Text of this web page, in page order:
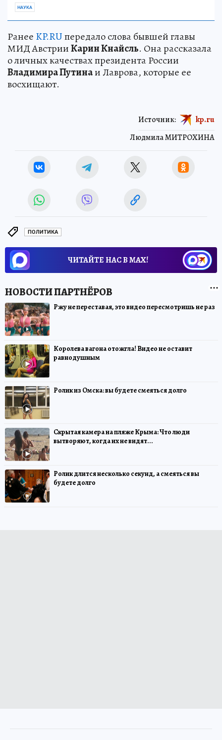
НАУКА
Ранее KP.RUпередало слова бывшей главы
МИД АвстрииКарин Кнайсль. Она рассказала
о личных качествах президента России
Владимира Путинаи Лаврова, которые ее
восхищают.
Людмила МИТРОХИНА
Источник: kp.ru
ПОЛИТИКА
ЧИТАЙТЕ НАС В МАХ!
Ржу не переставая, это видео пересмотришь не раз
Королева вагона отожгла! Видео не оставит
равнодушным
Ролик из Омска: вы будете смеяться долго
Скрытая камера на пляже Крыма: Что люди
вытворяют, когда их не видят...
Ролик длится несколько секунд, а смеяться вы
будете долго